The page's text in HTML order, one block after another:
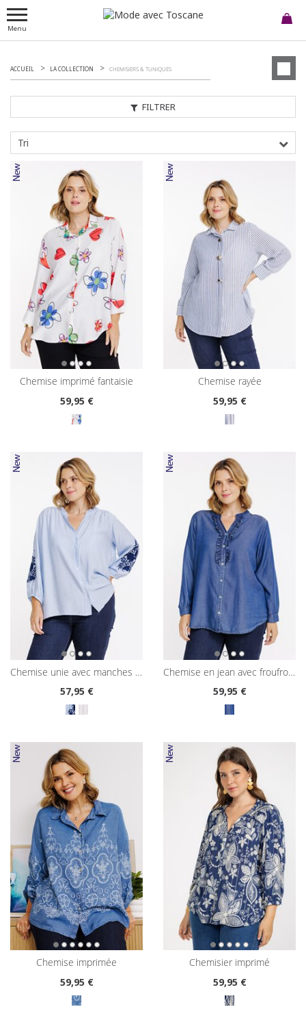
Menu
FILTRER
ACCUEIL LA COLLECTION CHEMISIERS & TUNIQUES
Tri
chemise imprimé fantaisie
59,95 €
chemise rayée
59,95 €
chemise unie avec manches brodées
57,95 €
chemise en jean avec froufrous
59,95 €
chemise imprimée
59,95 €
chemisier imprimé
59,95 €